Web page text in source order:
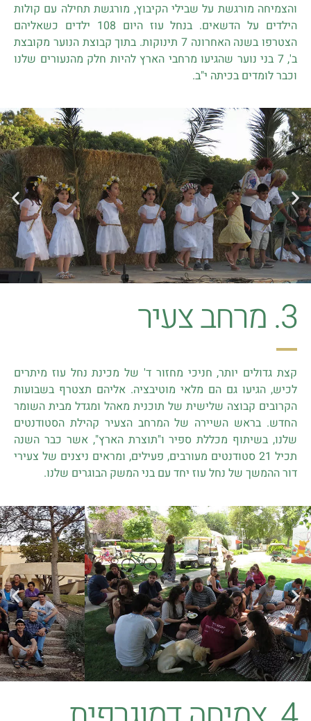
והצמיחה מורגשת על שבילי הקיבוץ, מורגשת תחילה עם קולות
הילדים על הדשאים. בנחל עוז היום 108 ילדים כשאליהם
הצטרפו בשנה האחרונה 7 תינוקות. בתוך קבוצת הנוער מקובצת
ב', 7 בני נוער שהגיעו מרחבי הארץ להיות חלק מהנעורים שלנו
וכבר לומדים בכיתה י"ב.
3. מרחב צעיר
קצת גדולים יותר, חניכי מחזור ד' של מכינת נחל עוז מיתרים
לכיש, הגיעו גם הם מלאי מוטיבציה. אליהם תצטרף בשבועות
הקרובים קבוצה שלישית של תוכנית מאהל ומגדל מבית השומר
החדש. בראש השיירה של המרחב הצעיר קהילת הסטודנטים
שלנו, בשיתוף מכללת ספיר ו"תוצרת הארץ", אשר כבר השנה
תכיל 21 סטודנטים מעורבים, פעילים, ומראים ניצנים של צעירי
דור ההמשך של נחל עוז יחד עם בני המשק הבוגרים שלנו.